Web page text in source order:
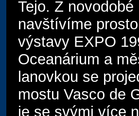
Tejo. Z novodobé
navštívíme
výstavy EXPO
Oceanárium a
lanovkou se
mostu Vasco de
je se svými více